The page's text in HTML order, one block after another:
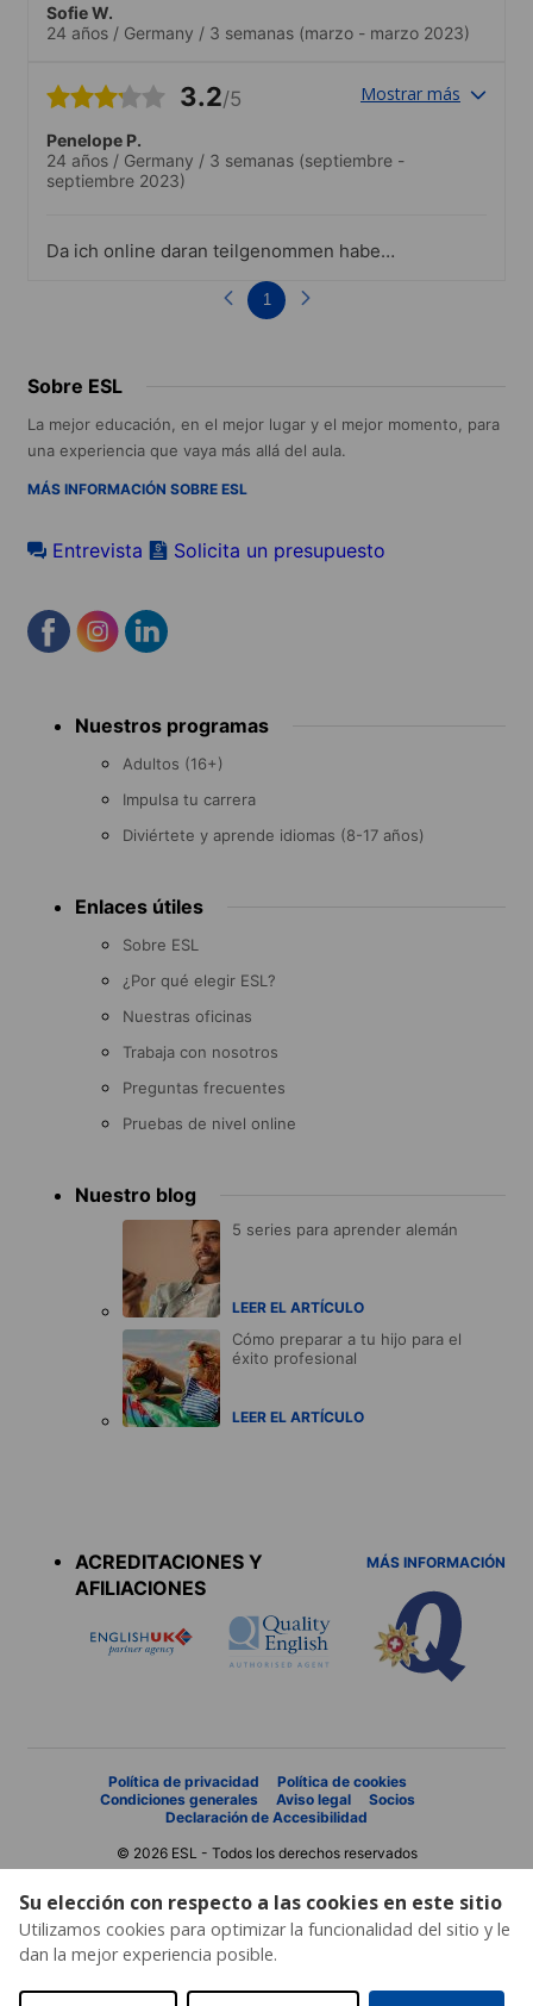
Su elección con respecto a las cookies en este sitio
Utilizamos cookies para optimizar la funcionalidad del sitio y le
dan la mejor experiencia posible.
Sofie W.
24 años / Germany / 3 semanas (marzo - marzo 2023)
3.2/5 Mostrar más
Penelope P.
24 años / Germany / 3 semanas (septiembre -
septiembre 2023)
Da ich online daran teilgenommen habe,
1
Sobre ESL
La mejor educación, en el mejor lugar y el mejor momento, para
una experiencia que vaya más allá del aula.
MÁS INFORMACIÓN SOBRE ESL
Entrevista Solicita un presupuesto
menu Nuestros programas
Adultos (16+)
Impulsa tu carrera
Diviértete y aprende idiomas (8-17 años)
Enlaces útiles
Sobre ESL
¿Por qué elegir ESL?
Nuestras oficinas
Trabaja con nosotros
Preguntas frecuentes
Pruebas de nivel online
Nuestro blog
5 series para aprender alemán
LEER EL ARTÍCULO
Cómo preparar a tu hijo para el
éxito profesional
LEER EL ARTÍCULO
ACREDITACIONES Y
AFILIACIONES
MÁS INFORMACIÓN
Política de privacidad
Política de cookies
Condiciones generales
Aviso legal
Socios
Declaración de Accesibilidad
© 2026 ESL - Todos los derechos reservados